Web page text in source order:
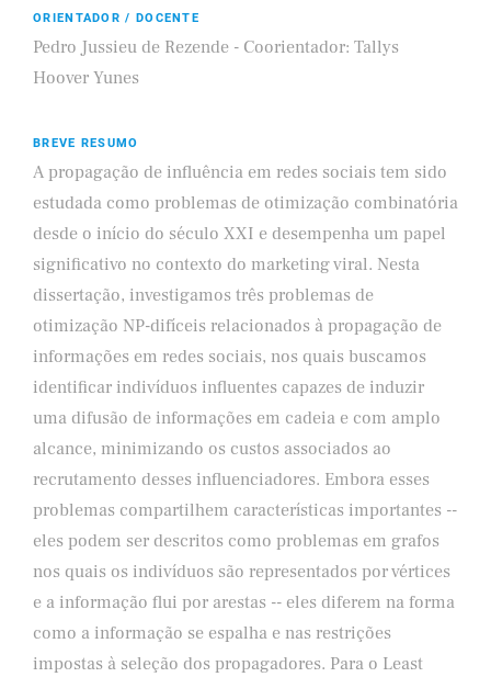
ORIENTADOR / DOCENTE
Pedro Jussieu de Rezende - Coorientador: Tallys
Hoover Yunes
BREVE RESUMO
A propagação de influência em redes sociais tem sido
estudada como problemas de otimização combinatória
desde o início do século XXI e desempenha um papel
significativo no contexto do marketing viral. Nesta
dissertação, investigamos três problemas de
otimização NP-difíceis relacionados à propagação de
informações em redes sociais, nos quais buscamos
identificar indivíduos influentes capazes de induzir
uma difusão de informações em cadeia e com amplo
alcance, minimizando os custos associados ao
recrutamento desses influenciadores. Embora esses
problemas compartilhem características importantes --
eles podem ser descritos como problemas em grafos
nos quais os indivíduos são representados por vértices
e a informação flui por arestas -- eles diferem na forma
como a informação se espalha e nas restrições
impostas à seleção dos propagadores. Para o Least